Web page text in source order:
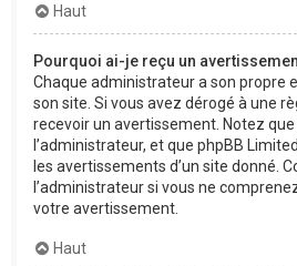
Haut
Pourquoi ai-je reçu un
Chaque administrateur a son propre
son site. Si vous avez dérogé à une
recevoir un avertissement. Notez que
l’administrateur, et que phpBB
les avertissements d’un site donné.
l’administrateur si vous ne
votre avertissement.
Haut